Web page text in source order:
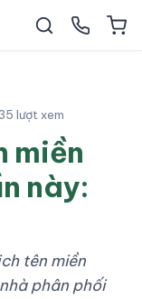
lượt xem
miền
này:
tên miền
phân phối